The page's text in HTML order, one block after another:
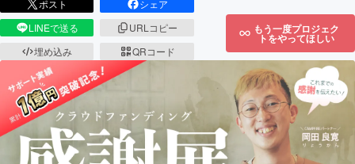
ポスト
シェア
LINEで送る
URLコピー
埋め込み
QRコード
もう一度プロジェク
トをやってほしい